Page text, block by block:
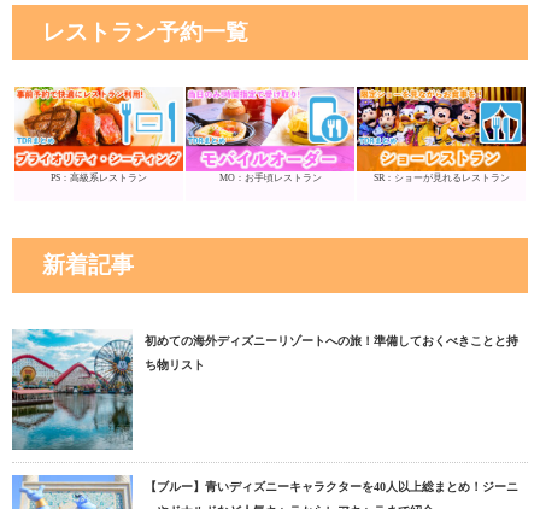
レストラン予約一覧
PS：高級系レストラン MO：お手頃レストラン SR：ショーが見れるレストラン
新着記事
初めての海外ディズニーリゾートへの旅！準備しておくべきことと持
ち物リスト
【ブルー】青いディズニーキャラクターを40人以上総まとめ！ジーニ